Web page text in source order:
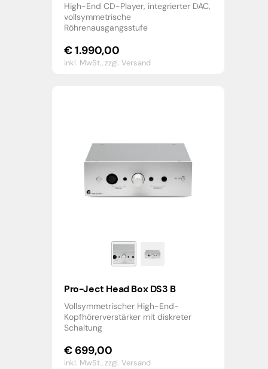
High-End CD-Player, integrierter DAC,
vollsymmetrische
Röhrenausgangsstufe
€1.990,00
inkl. MwSt.,zzgl. Versand
Pro-Ject Head Box DS3 B
Vollsymmetrischer High-End-
Kopfhörerverstärker mit diskreter
Schaltung
€ 699,00
inkl. MwSt.,zzgl. Versand